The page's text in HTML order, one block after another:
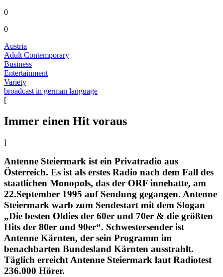
0
0
Austria
Adult Contemporary
Business
Entertainment
Variety
broadcast in german language
[
Immer einen Hit voraus
]
Antenne Steiermark ist ein Privatradio aus
Österreich. Es ist als erstes Radio nach dem Fall des
staatlichen Monopols, das der ORF innehatte, am
22.September 1995 auf Sendung gegangen. Antenne
Steiermark warb zum Sendestart mit dem Slogan
„Die besten Oldies der 60er und 70er & die größten
Hits der 80er und 90er“. Schwestersender ist
Antenne Kärnten, der sein Programm im
benachbarten Bundesland Kärnten ausstrahlt.
Täglich erreicht Antenne Steiermark laut Radiotest
236.000 Hörer.